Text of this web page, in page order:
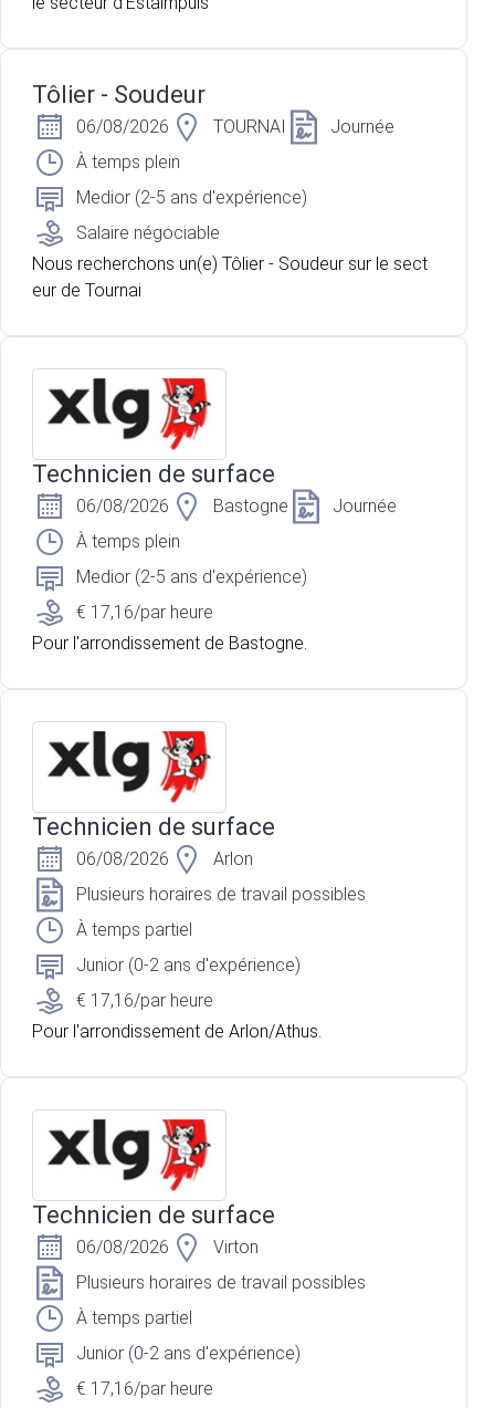
Tôlier - Soudeur
06/08/2026 TOURNAI
Journée
À temps plein
Medior (2-5 ans d'expérience)
Salaire négociable
Nous recherchons un(e) Tôlier - Soudeur sur le sect
eur de Tournai
Technicien de surface
06/08/2026 Bastogne
Journée
À temps plein
Medior (2-5 ans d'expérience)
€ 17,16/par heure
Pour l'arrondissement de Bastogne.
Technicien de surface
06/08/2026
Arlon
Plusieurs horaires de travail possibles
À temps partiel
Junior (0-2 ans d'expérience)
€ 17,16/par heure
Pour l'arrondissement de Arlon/Athus.
Technicien de surface
06/08/2026
Virton
Plusieurs horaires de travail possibles
À temps partiel
Junior (0-2 ans d'expérience)
€ 17,16/par heure